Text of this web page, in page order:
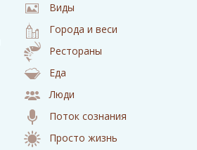
Виды
Города и веси
Рестораны
Еда
Люди
Поток сознания
Просто жизнь